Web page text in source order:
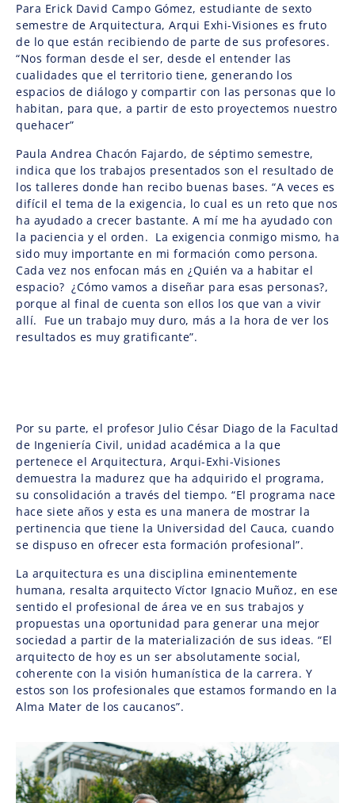
Para Erick David Campo Gómez, estudiante de sexto
semestre de Arquitectura, Arqui Exhi-Visiones es fruto
de lo que están recibiendo de parte de sus profesores.
“Nos forman desde el ser, desde el entender las
cualidades que el territorio tiene, generando los
espacios de diálogo y compartir con las personas que lo
habitan, para que, a partir de esto proyectemos nuestro
quehacer”
Paula Andrea Chacón Fajardo, de séptimo semestre,
indica que los trabajos presentados son el resultado de
los talleres donde han recibo buenas bases. “A veces es
difícil el tema de la exigencia, lo cual es un reto que nos
ha ayudado a crecer bastante. A mí me ha ayudado con
la paciencia y el orden. La exigencia conmigo mismo, ha
sido muy importante en mi formación como persona.
Cada vez nos enfocan más en ¿Quién va a habitar el
espacio? ¿Cómo vamos a diseñar para esas personas?,
porque al final de cuenta son ellos los que van a vivir
allí. Fue un trabajo muy duro, más a la hora de ver los
resultados es muy gratificante”.
Por su parte, el profesor Julio César Diago de la Facultad
de Ingeniería Civil, unidad académica a la que
pertenece el Arquitectura, Arqui-Exhi-Visiones
demuestra la madurez que ha adquirido el programa,
su consolidación a través del tiempo. “El programa nace
hace siete años y esta es una manera de mostrar la
pertinencia que tiene la Universidad del Cauca, cuando
se dispuso en ofrecer esta formación profesional”.
La arquitectura es una disciplina eminentemente
humana, resalta arquitecto Víctor Ignacio Muñoz, en ese
sentido el profesional de área ve en sus trabajos y
propuestas una oportunidad para generar una mejor
sociedad a partir de la materialización de sus ideas. “El
arquitecto de hoy es un ser absolutamente social,
coherente con la visión humanística de la carrera. Y
estos son los profesionales que estamos formando en la
Alma Mater de los caucanos”.